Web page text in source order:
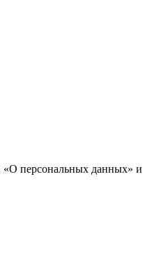
«О персональных данных» и